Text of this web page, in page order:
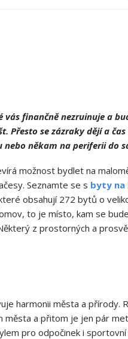
finančně nezruinuje a
Přesto se zázraky dějí a
nebo někam na periferii do
možnost bydlet na
Seznamte se s byty na
obsahují 272 bytů o
to je místo, kam se
z prostorných a
harmonii města a přírody.
města a přitom je jen pár
pro odpočinek i sportovní